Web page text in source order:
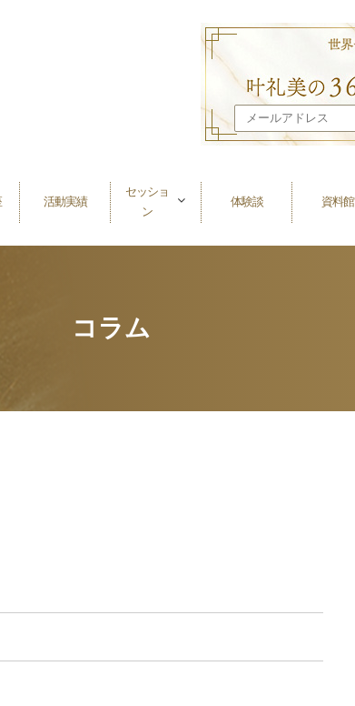
活動実績
セッショ
ン
体験談 資料館
コラム